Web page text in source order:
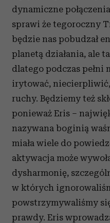
dynamiczne
sprawi że tegoroczny
będzie nas pobudzał
planetą działania, ale
dlatego podczas pełni
irytować,
ruchy. Będziemy też
ponieważ Eris –
nazywana boginią
miała wiele do
aktywacja może
dysharmonię,
w których
powstrzymywaliśmy
prawdy. Eris